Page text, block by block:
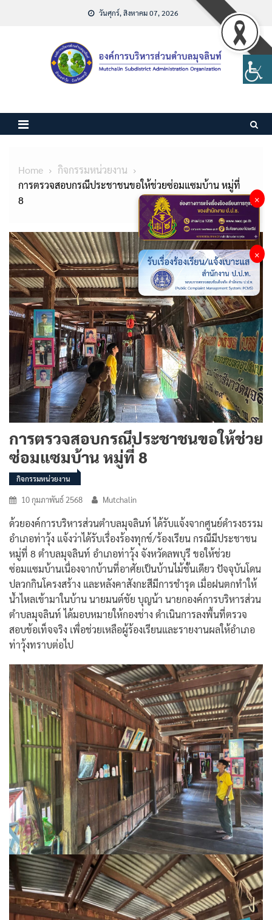
วันศุกร์, สิงหาคม 07, 2026
Home
กิจกรรมหน่วยงาน
การตรวจสอบกรณีประชาชนขอให้ช่วยซ่อมแซมบ้าน หมู่ที่
8
การตรวจสอบกรณีประชาชนขอให้ช่วย
ซ่อมแซมบ้าน หมู่ที่ 8
กิจกรรมหน่วยงาน
10 กุมภาพันธ์ 2568 Mutchalin
ด้วยองค์การบริหารส่วนตำบลมุจลินท์ ได้รับแจ้งจากศูนย์ดำรงธรรม
อำเภอท่าวุ้ง แจ้งว่าได้รับเรื่องร้องทุกข์/ร้องเรียน กรณีมีประชาชน
หมู่ที่ 8 ตำบลมุจลินท์ อำเภอท่าวุ้ง จังหวัดลพบุรี ขอให้ช่วย
ซ่อมแซมบ้านเนื่องจากบ้านที่อาศัยเป็นบ้านไม้ชั้นเดียว ปัจจุบันโดน
ปลวกกินโครงสร้าง และหลังคาสังกะสีมีการชำรุด เมื่อฝนตกทำให้
น้ำไหลเข้ามาในบ้าน นายมนต์ชัย บุญน้า นายกองค์การบริหารส่วน
ตำบลมุจลินท์ ได้มอบหมายให้กองช่าง ดำเนินการลงพื้นที่ตรวจ
สอบข้อเท็จจริง เพื่อช่วยเหลือผู้ร้องเรียนและรายงานผลให้อำเภอ
ท่าวุ้งทราบต่อไป
×
×